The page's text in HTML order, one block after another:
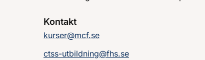
Kontakt
kurser@mcf.se
ctss-utbildning@fhs.se